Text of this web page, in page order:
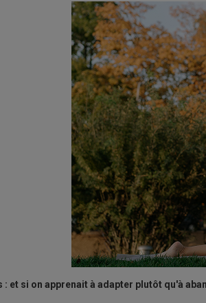
: et si on apprenait à adapter plutôt qu'à